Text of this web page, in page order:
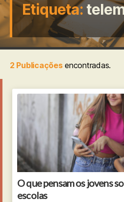
Etiqueta:
2 Publicaçõesencontradas.
portrait of two young girls
with graffiti uses
O que pensam os jovens
escolas